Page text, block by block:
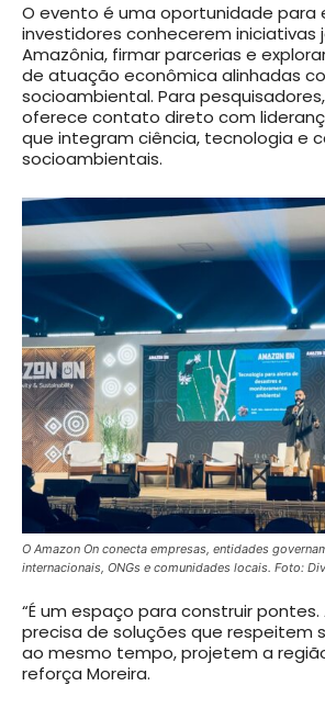
O evento é uma oportunidade para
investidores conhecerem iniciativas
Amazônia, firmar parcerias e
de atuação econômica alinhadas
socioambiental. Para
oferece contato direto com
que integram ciência, tecnologia e
socioambientais.
O Amazon On conecta empresas, entidades
internacionais, ONGs e comunidades locais. Foto:
“É um espaço para construir pontes.
precisa de soluções que respeitem
ao mesmo tempo, projetem a
reforça Moreira.